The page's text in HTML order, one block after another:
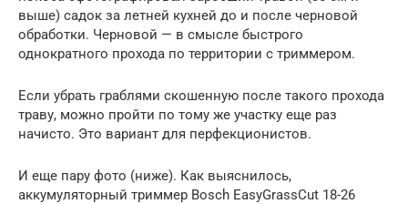
выше) садок за летней кухней до и после черновой
обработки. Черновой — в смысле быстрого
однократного прохода по территории с триммером.
Если убрать граблями скошенную после такого прохода
траву, можно пройти по тому же участку еще раз
начисто. Это вариант для перфекционистов.
И еще пару фото (ниже). Как выяснилось,
аккумуляторный триммер Bosch EasyGrassCut 18-26